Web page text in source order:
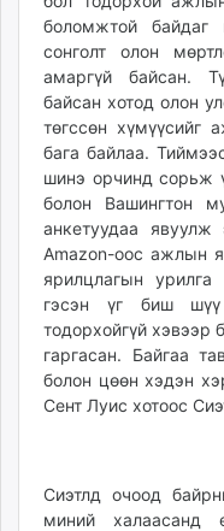
боломжтой
сонголт олон
амаргүй байсан.
байсан хотод олон
төгссөн хүмүүсийг
бага байлаа.
шинэ орчинд сорьж
болон Вашингтон
анкетуудаа
Amazon-оос ажлын
ярилцлагын
гэсэн үг биш
тодорхойгүй хэвээр
гаргасан. Байгаа
болон цөөн хэдэн
Сент Луис хотоос
Сиэтлд очоод
миний халаасанд